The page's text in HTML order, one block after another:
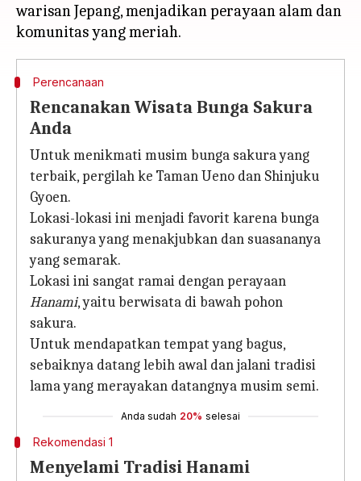
warisan Jepang, menjadikan perayaan alam dan
Perencanaan
Rencanakan Wisata Bunga Sakura
Anda
Untuk menikmati musim bunga sakura yang
terbaik, pergilah ke Taman Ueno dan Shinjuku
Gyoen.
Lokasi-lokasi ini menjadi favorit karena bunga
sakuranya yang menakjubkan dan suasananya
yang semarak.
Lokasi ini sangat ramai dengan perayaan
Hanami, yaitu berwisata di bawah pohon
sakura.
Untuk mendapatkan tempat yang bagus,
sebaiknya datang lebih awal dan jalani tradisi
lama yang merayakan datangnya musim semi.
Anda sudah 20% selesai
Rekomendasi 1
Menyelami Tradisi Hanami